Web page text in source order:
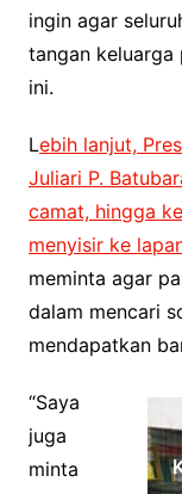
ingin agar
tangan keluarga
ini.
Lebih lanjut,
Juliari P.
camat, hingga
menyisir ke
meminta agar
dalam mencari
mendapatkan
“Saya
juga
minta